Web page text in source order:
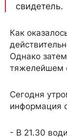
свидетель.
Как
Однако
тяжелейшем
Сегодня
информация
- В 21.30